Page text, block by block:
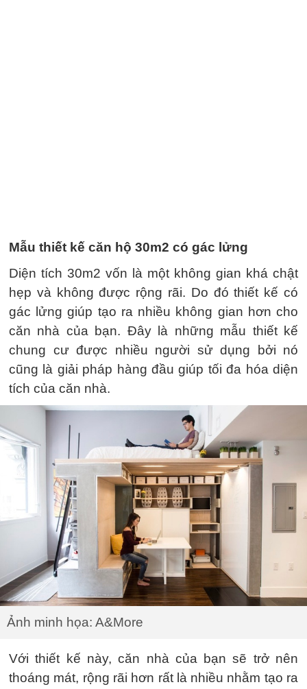
Mẫu thiết kế căn hộ 30m2 có gác lửng
Diện tích 30m2 vốn là một không gian khá chật
hẹp và không được rộng rãi. Do đó thiết kế có
gác lửng giúp tạo ra nhiều không gian hơn cho
căn nhà của bạn. Đây là những mẫu thiết kế
chung cư được nhiều người sử dụng bởi nó
cũng là giải pháp hàng đầu giúp tối đa hóa diện
tích của căn nhà.
Ảnh minh họa: A&More
Với thiết kế này, căn nhà của bạn sẽ trở nên
thoáng mát, rộng rãi hơn rất là nhiều nhằm tạo ra